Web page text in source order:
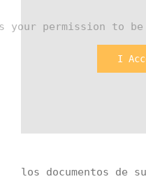
your permission to
I
los documentos de